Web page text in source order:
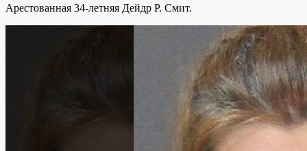
Арестованная 34-летняя Дейдр Р. Смит.